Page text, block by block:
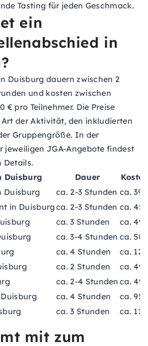
Tasting für jeden Geschmack.
ein
in
Duisburg dauern zwischen 2
und kosten zwischen
€ pro Teilnehmer. Die Preise
der Aktivität, den inkludierten
Gruppengröße. In der
jeweiligen JGA-Angebote findest
Details.
Duisburg
Dauer
Duisburg
ca. 2-3 Stunden ca.
in Duisburgca. 2-3 Stunden ca.
ca. 3 Stunden
ca.
ca. 3-4 Stunden ca.
ca. 4 Stunden
ca.
ca. 2 Stunden
ca.
ca. 2-4 Stunden ca.
ca. 4 Stunden
ca.
ca. 3 Stunden ca.
mit zum